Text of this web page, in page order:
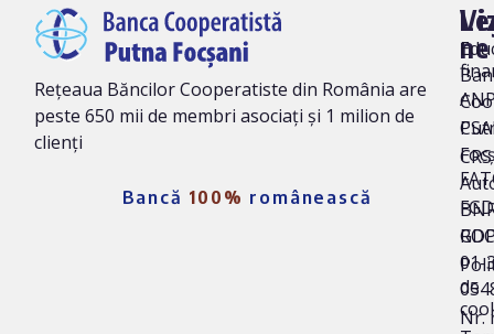
Rețeaua Băncilor Cooperatiste din România are
peste 650 mii de membri asociați și 1 milion de
clienți
Bancă 100% românească
ne
01-
Nr.
de